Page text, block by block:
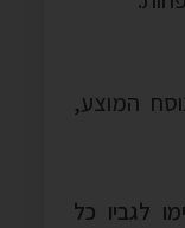
מוגדר בסעיף 1 לנוסח המוצע,
לגביו כל